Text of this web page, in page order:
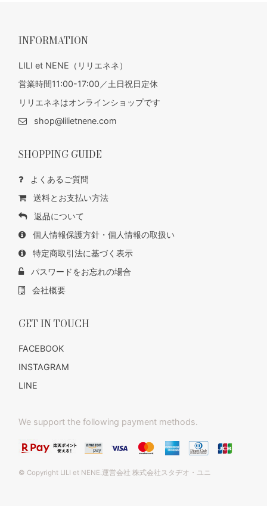
INFORMATION
LILI et NENE（リリエネネ）
営業時間11:00-17:00／土日祝日定休
リリエネネはオンラインショップです
shop@lilietnene.com
SHOPPING GUIDE
よくあるご質問
送料とお支払い方法
返品について
個人情報保護方針・個人情報の取扱い
特定商取引法に基づく表示
パスワードをお忘れの場合
会社概要
GET IN TOUCH
FACEBOOK
INSTAGRAM
LINE
We support the following payment methods.
© Copyright LILI et NENE.運営会社 株式会社スタヂオ・ユニ